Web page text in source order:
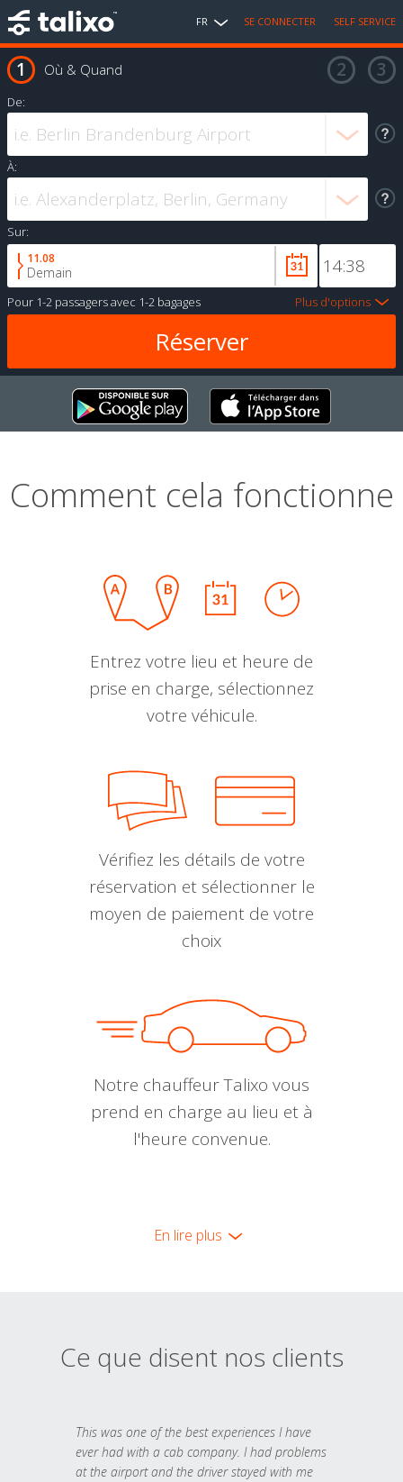
FR SE CONNECTER SELF SERVICE
Où & Quand
De:
À:
Sur:
11.08
Demain
Pour 1-2 passagersavec 1-2 bagages Plus d'options
Comment cela fonctionne
Entrez votre lieu et heure de
prise en charge, sélectionnez
votre véhicule.
Vérifiez les détails de votre
réservation et sélectionner le
moyen de paiement de votre
choix
Notre chauffeur Talixo vous
prend en charge au lieu et à
l'heure convenue.
En lire plus
Ce que disent nos clients
This was one of the best experiences I have
ever had with a cab company. I had problems
at the airport and the driver stayed with me